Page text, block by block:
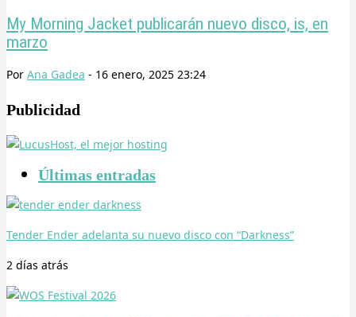
My Morning Jacket publicarán nuevo disco, is, en
marzo
Por Ana Gadea - 16 enero, 2025 23:24
Publicidad
Últimas entradas
Tender Ender adelanta su nuevo disco con “Darkness”
2 días atrás